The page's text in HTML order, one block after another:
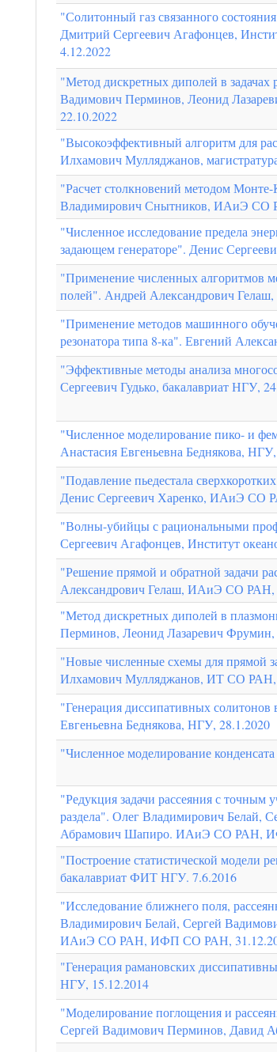
"Солитонный газ связанного
Дмитрий Сергеевич Агафонцев,
4.12.2022
"Метод дискретных диполей в
Вадимович Перминов, Леонид
22.10.2022
"Высокоэффективный алгоритм для
Илхамович Мулляджанов,
"Расчет столкновений методом
Владимирович Снытников, ИАиЭ СО
"Численное исследование предела
задающем генераторе". Денис
"Применение численных алгоритмов
полей". Андрей Александрович
"Применение методов машинного
резонатора типа 8-ка". Евгений
"Эффективные методы анализа
Сергеевич Гудько, бакалавриат НГУ,
"Численное моделирование пико- и
Анастасия Евгеньевна Беднякова,
"Подавление пьедестала
Денис Сергеевич Харенко, ИАиЭ СО
"Волны-убийцы с рациональными
Сергеевич Агафонцев, Институт
"Решение прямой и обратной задачи
Александрович Гелаш, ИАиЭ СО РАН,
"Метод дискретных диполей в
Перминов, Леонид Лазаревич
"Новые численные схемы для прямой
Илхамович Мулляджанов, ИТ СО
"Генерация диссипативных
Евгеньевна Беднякова, НГУ, 28.1.2020
"Численное моделирование
"Редукция задачи рассеяния с
раздела". Олег Владимирович Белай,
Абрамович Шапиро. ИАиЭ СО РАН,
"Построение статистической модели
бакалавриат ФИТ НГУ. 7.6.2016
"Исследование ближнего поля,
Владимирович Белай, Сергей
ИАиЭ СО РАН, ИФП СО РАН,
"Генерация рамановских
НГУ, 15.12.2014
"Моделирование поглощения и
Сергей Вадимович Перминов,